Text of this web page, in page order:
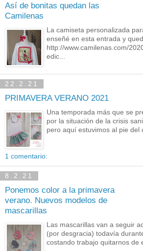
Así de bonitas quedan las
Camilenas
La camiseta personalizada
enseñé en esta entrada y
http://www.camilenas.com/
edic...
22.2.21
PRIMAVERA VERANO 2021
Una temporada más que se
por la situación de la crisis
pero aquí estuvimos al pie del
1 comentario:
8.2.21
Ponemos color a la primavera
verano. Nuevos modelos de
mascarillas
Las mascarillas van a seguir
(por desgracia) todavía
costando trabajo quitarnos de